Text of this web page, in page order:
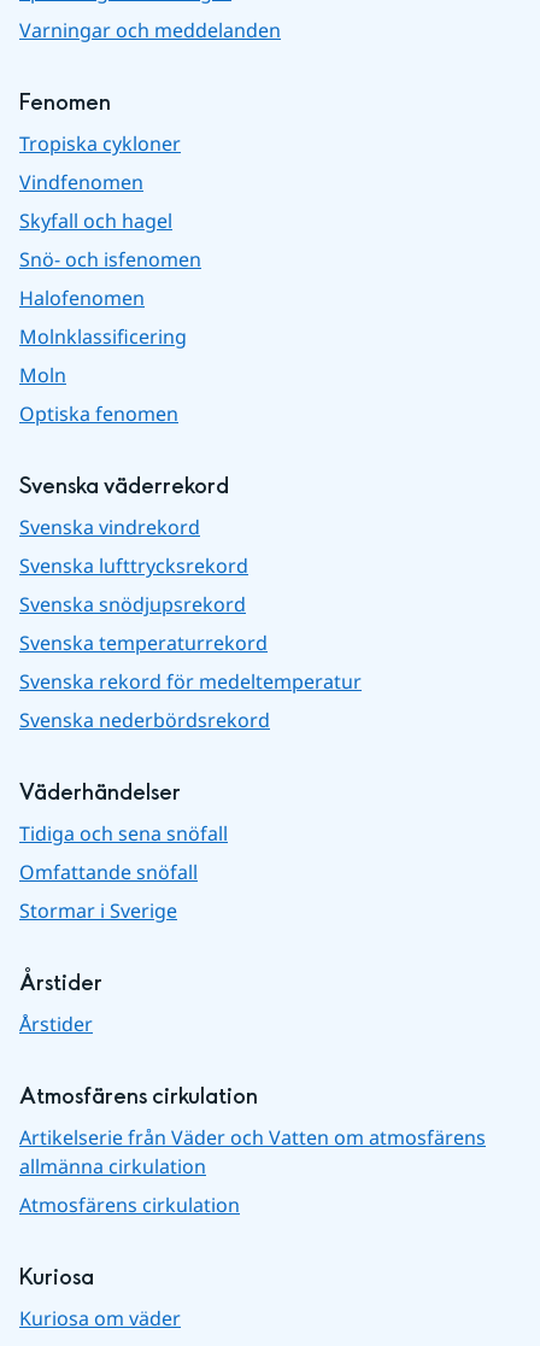
Varningar och meddelanden
Fenomen
Tropiska cykloner
Vindfenomen
Skyfall och hagel
Snö- och isfenomen
Halofenomen
Molnklassificering
Moln
Optiska fenomen
Svenska väderrekord
Svenska vindrekord
Svenska lufttrycksrekord
Svenska snödjupsrekord
Svenska temperaturrekord
Svenska rekord för medeltemperatur
Svenska nederbördsrekord
Väderhändelser
Tidiga och sena snöfall
Omfattande snöfall
Stormar i Sverige
Årstider
Årstider
Atmosfärens cirkulation
Artikelserie från Väder och Vatten om atmosfärens
allmänna cirkulation
Atmosfärens cirkulation
Kuriosa
Kuriosa om väder